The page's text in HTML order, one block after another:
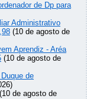
de Dp para
Administrativo
(10 de agosto de
Aprendiz - Aréa
(10 de agosto de
de
de agosto de